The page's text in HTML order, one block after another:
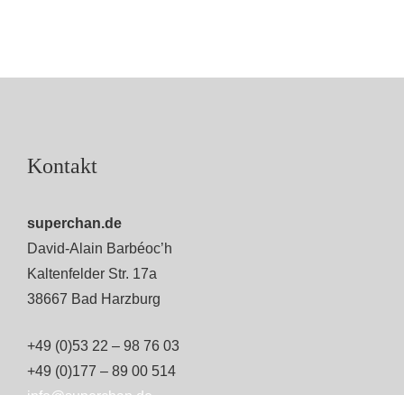
Kontakt
superchan.de
David-Alain Barbéoc’h
Kaltenfelder Str. 17a
38667 Bad Harzburg
+49 (0)53 22 – 98 76 03
+49 (0)177 – 89 00 514